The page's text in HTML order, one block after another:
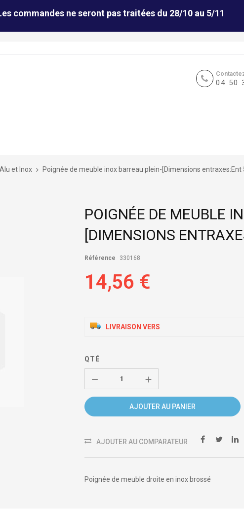
commandes ne seront pas traitées du 28/10 au 5/11
04 50
et Inox Poignée de meuble inox barreau plein-[Dimensions entraxes:Ent
POIGNÉE DE MEUBLE
[DIMENSIONS
Référence 330168
14,56 €
LIVRAISON VERS
QTÉ
AJOUTER AU PANIER
AJOUTER AU COMPARATEUR
Poignée de meuble droite en inox brossé